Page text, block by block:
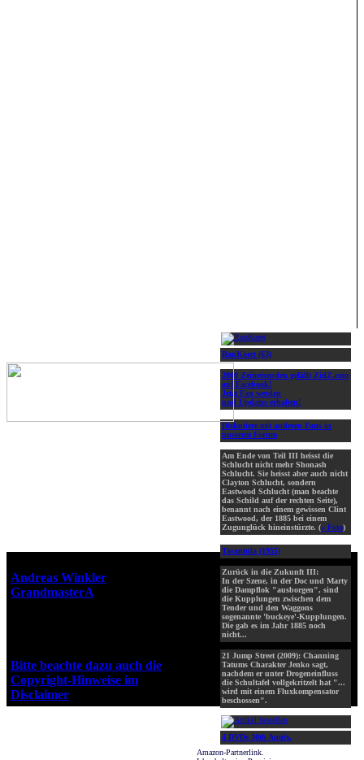
RonKoret (63)
2000 Zeitreisenden gefällt ZidZ.com
auf Facebook!
Jetzt Fan werden
und Updates erhalten!
Diskutiere mit anderen Fans in
unserem Forum
Am Ende von Teil III heisst die
Schlucht nicht mehr Shonash
Schlucht. Sie heisst aber auch nicht
Clayton Schlucht, sondern
Eastwood Schlucht (man beachte
das Schild auf der rechten Seite),
benannt nach einem gewissen Clint
Eastwood, der 1885 bei einem
Zugunglück hineinstürzte. (» Foto)
Tarantula (1955)
Zurück in die Zukunft III:
In der Szene, in der Doc und Marty
die Dampflok "ausborgen", sind
die Kupplungen zwischen dem
Tender und den Waggons
sogenannte 'buckeye'-Kupplungen.
Die gab es im Jahr 1885 noch
nicht...
21 Jump Street (2009): Channing
Tatums Charakter Jenko sagt,
nachdem er unter Drogeneinfluss
die Schultafel vollgekritzelt hat "...
wird mit einem Fluxkompensator
beschossen".
4 DVDs 30th Anniv.
Amazon-Partnerlink.
Andreas Winkler
GrandmasterA
Bitte beachte dazu auch die
Copyright-Hinweise im
Disclaimer